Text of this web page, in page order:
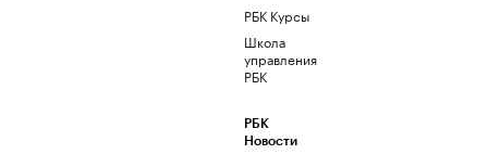
РБК Курсы
Школа
управления
РБК
РБК
Новости